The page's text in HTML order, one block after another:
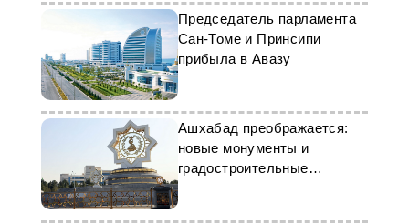
Председатель парламента
Сан-Томе и Принсипи
прибыла в Авазу
Ашхабад преображается:
новые монументы и
градостроительные
инициативы